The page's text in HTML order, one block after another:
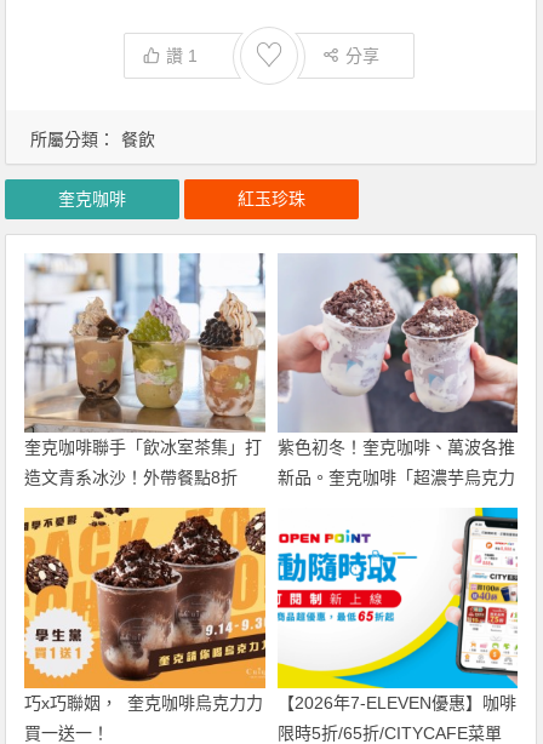
讚 1 ♡ 分享
所屬分類： 餐飲
奎克咖啡 紅玉珍珠
奎克咖啡聯手「飲冰室茶集」打
造文青系冰沙！外帶餐點8折
起， 5/31前加碼咖啡買一送
一、聯名冰沙第2杯39元！
紫色初冬！奎克咖啡、萬波各推
新品。奎克咖啡「超濃芋烏克力
力」買一送一！萬波三款芋頭回
歸快來喝！
巧x巧聯姻， 奎克咖啡烏克力力
買一送一！
【2026年7-ELEVEN優惠】咖啡
限時5折/65折/CITYCAFE菜單